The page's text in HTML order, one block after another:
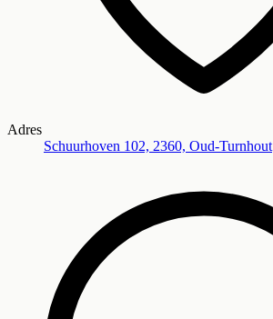
Adres
Schuurhoven 102, 2360, Oud-Turnhout